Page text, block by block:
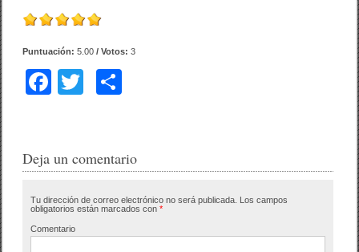
Puntuación:5.00 / Votos:3
F
e
o
o
er p
tir
Deja un comentario
Tu dirección de correo electrónico no será publicada. Los campos
obligatorios están marcados con*
Comentario